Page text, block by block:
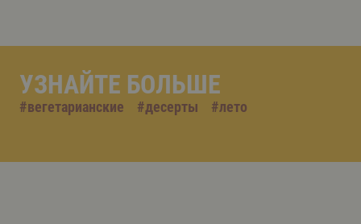
УЗНАЙТЕ БОЛЬШЕ
#вегетарианские #десерты #лето